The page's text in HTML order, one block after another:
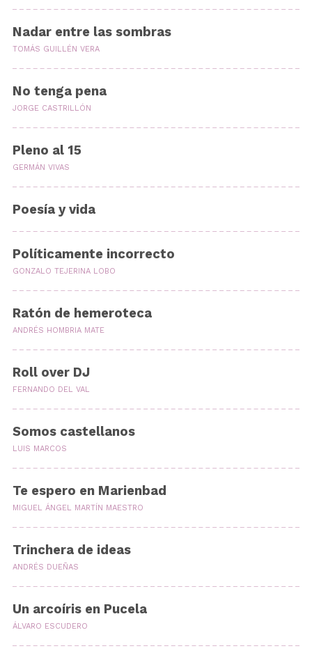
Nadar entre las sombras
TOMÁS GUILLÉN VERA
No tenga pena
JORGE CASTRILLÓN
Pleno al 15
GERMÁN VIVAS
Poesía y vida
Políticamente incorrecto
GONZALO TEJERINA LOBO
Ratón de hemeroteca
ANDRÉS HOMBRIA MATE
Roll over DJ
FERNANDO DEL VAL
Somos castellanos
LUIS MARCOS
Te espero en Marienbad
MIGUEL ÁNGEL MARTÍN MAESTRO
Trinchera de ideas
ANDRÉS DUEÑAS
Un arcoíris en Pucela
ÁLVARO ESCUDERO